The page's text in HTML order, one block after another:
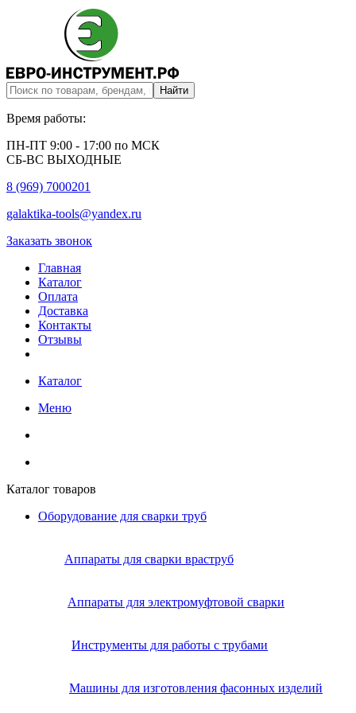
Время работы:
ПН-ПТ 9:00 - 17:00 по МСК
СБ-ВС ВЫХОДНЫЕ
8 (969) 7000201
galaktika-tools@yandex.ru
Заказать звонок
Главная
Каталог
Оплата
Доставка
Контакты
Отзывы
Каталог
Меню
Каталог товаров
Оборудование для сварки труб
Аппараты для сварки враструб
Аппараты для электромуфтовой сварки
Инструменты для работы с трубами
Машины для изготовления фасонных изделий